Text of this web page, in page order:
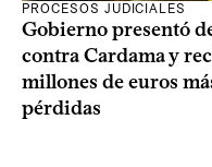
PROCESOS JUDICIALES
Gobierno presentó
contra Cardama y
millones de euros
pérdidas